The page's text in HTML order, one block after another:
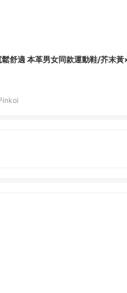
鬆舒適 本革男女同款運動鞋/芥末